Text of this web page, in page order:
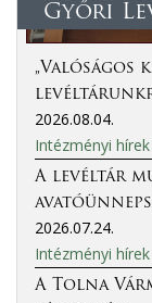
Győri
„Valóságos
2026.08.04.
Intézményi hírek
A levéltár
2026.07.24.
Intézményi hírek
A Tolna